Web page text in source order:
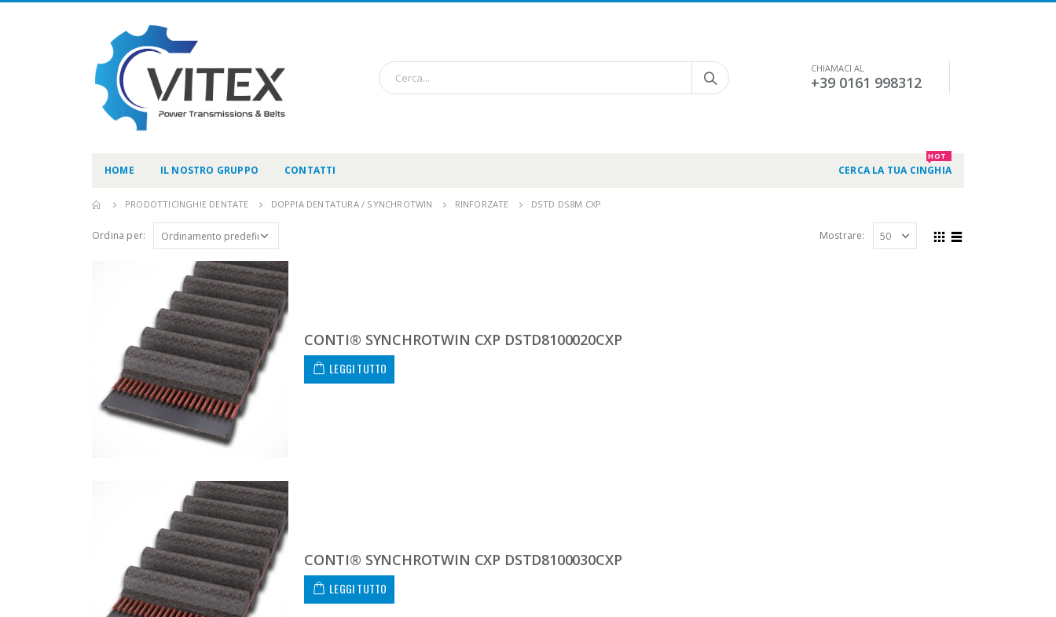
CHIAMACI AL
+39 0161 998312
HOME IL NOSTRO GRUPPO CONTATTI CERCA LA TUA CINGHIA
HOT
PRODOTTI CINGHIE DENTATE DOPPIA DENTATURA / SYNCHROTWIN RINFORZATE DSTD DS8M CXP
Ordina per: Mostrare:
CONTI® SYNCHROTWIN CXP DSTD8100020CXP
LEGGI TUTTO
CONTI® SYNCHROTWIN CXP DSTD8100030CXP
LEGGI TUTTO